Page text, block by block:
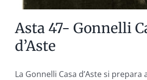
Asta 47- Gonnelli
d’Aste
La Gonnelli Casa d’Aste si prepara